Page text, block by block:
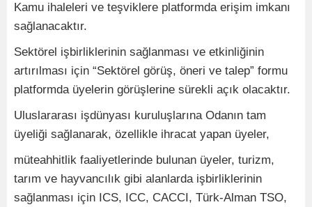
Kamu ihaleleri ve teşviklere platformda erişim imkanı
sağlanacaktır.
Sektörel işbirliklerinin sağlanması ve etkinliğinin
artırılması için “Sektörel görüş, öneri ve talep” formu
platformda üyelerin görüşlerine sürekli açık olacaktır.
Uluslararası işdünyası kuruluşlarına Odanın tam
üyeliği sağlanarak, özellikle ihracat yapan üyeler,
müteahhitlik faaliyetlerinde bulunan üyeler, turizm,
tarım ve hayvancılık gibi alanlarda işbirliklerinin
sağlanması için ICS, ICC, CACCI, Türk-Alman TSO,